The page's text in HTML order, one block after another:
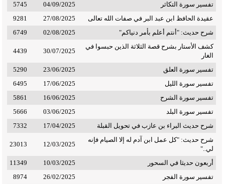
تفسير سورة التكاثر
04/09/2025
5745
عقيدة الحافظ ابن عبد البر في صفات الله تعالى
27/08/2025
9281
شرح حديث: "أنتم أعلم بأمر دنياكم"‏
02/08/2025
6749
كشف الأستار بشرح قصة الثلاثة الذين حبسوا في
الغار
30/07/2025
4439
تفسير سورة العلق 23/06/2025
5290
تفسير سورة الليل
17/06/2025
6495
تفسير سورة الشرح
16/06/2025
5861
تفسير سورة البلد
03/06/2025
5666
شرح حديث البراء بن عازب في تحويل القبلة
17/04/2025
7332
شرح حديث: "كل عمل ابن آدم له إلا الصيام فإنه
لي.."
12/03/2025
23013
أربعون حديثا في السحور 10/03/2025
11349
تفسير سورة الفجر
26/02/2025
8974